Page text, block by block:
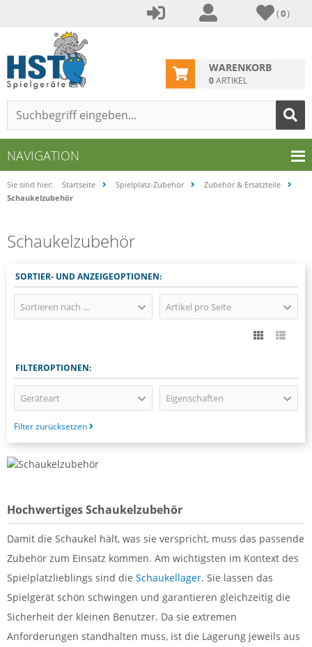
(0)
WARENKORB
0ARTIKEL
NAVIGATION
Sie sind hier: Startseite Spielplatz-Zubehör
Zubehör & Ersatzteile
Schaukelzubehör
Schaukelzubehör
SORTIER- UND ANZEIGEOPTIONEN:
Sortieren nach ... Artikel pro Seite
FILTEROPTIONEN:
Geräteart Eigenschaften
Filter zurücksetzen
Hochwertiges Schaukelzubehör
Damit die Schaukel hält, was sie verspricht, muss das passende
Zubehör zum Einsatz kommen. Am wichtigsten im Kontext des
Spielplatzlieblings sind die Schaukellager. Sie lassen das
Spielgerät schön schwingen und garantieren gleichzeitig die
Sicherheit der kleinen Benutzer. Da sie extremen
Anforderungen standhalten muss, ist die Lagerung jeweils aus